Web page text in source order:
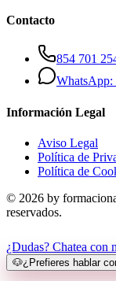
Contacto
854 701
WhatsApp:
Información Legal
Aviso Legal
Política de
Política de
© 2026 by
reservados.
¿Dudas? Chatea con
🐶¿Prefieres hablar